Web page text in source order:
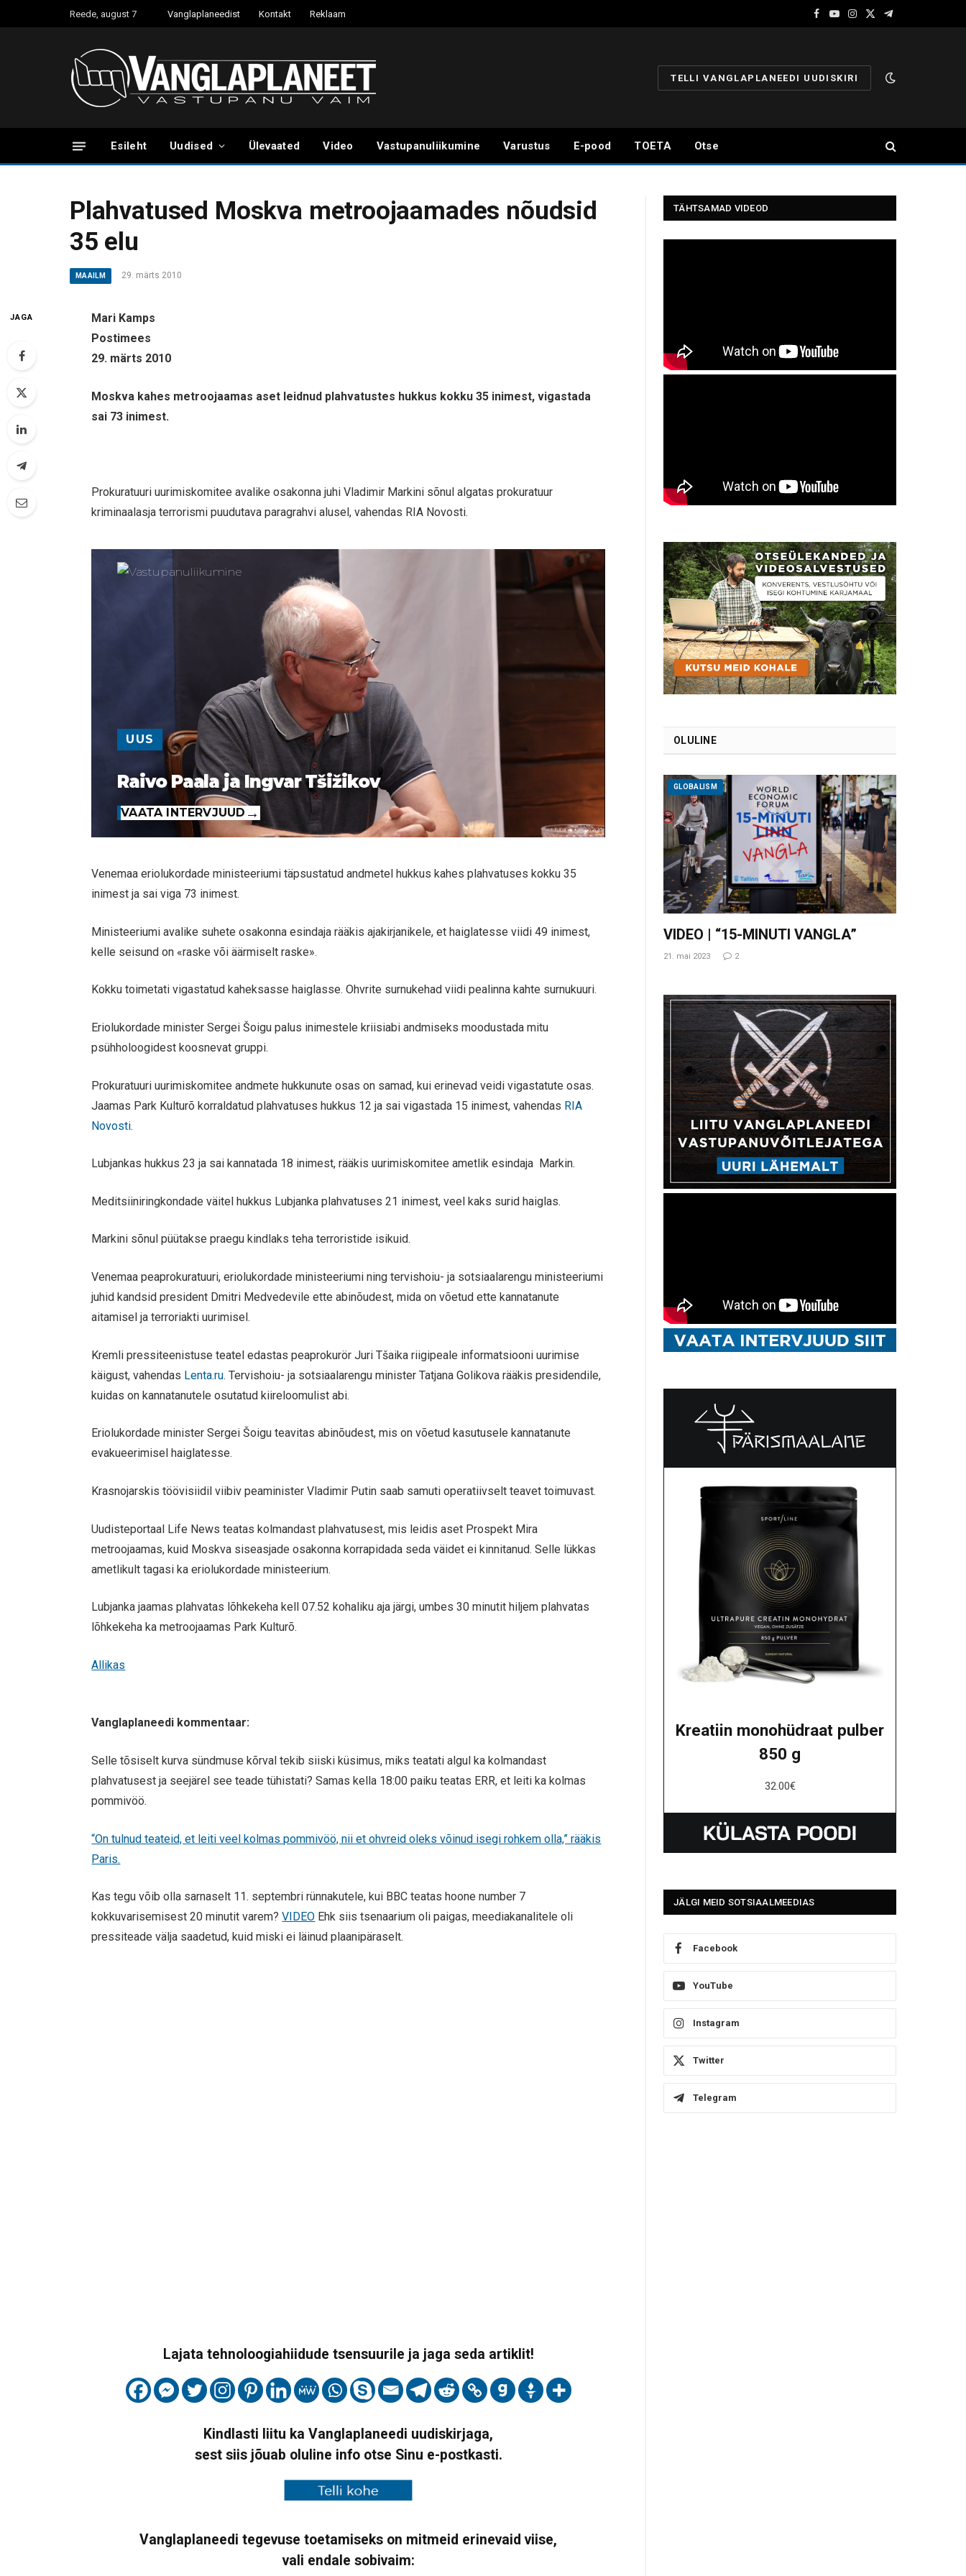
Reede, august 7 Vanglaplaneedist Kontakt Reklaam
Facebook
YouTube
Instagram
X
Telegram
TELLI VANGLAPLANEEDI UUDISKIRI
Esileht Uudised Ülevaated Video Vastupanuliikumine Varustus E-pood TOETA Otse
Plahvatused Moskva metroojaamades nõudsid
35 elu
MAAILM 29. märts 2010
JAGA
Mari Kamps
Postimees
29. märts 2010
Moskva kahes metroojaamas aset leidnud plahvatustes hukkus kokku 35 inimest, vigastada
sai 73 inimest.
Prokuratuuri uurimiskomitee avalike osakonna juhi Vladimir Markini sõnul algatas prokuratuur
kriminaalasja terrorismi puudutava paragrahvi alusel, vahendas RIA Novosti.
UUS
Raivo Paala ja Ingvar Tšižikov
VAATA INTERVJUUD
Venemaa eriolukordade ministeeriumi täpsustatud andmetel hukkus kahes plahvatuses kokku 35
inimest ja sai viga 73 inimest.
Ministeeriumi avalike suhete osakonna esindaja rääkis ajakirjanikele, et haiglatesse viidi 49 inimest,
kelle seisund on «raske või äärmiselt raske».
Kokku toimetati vigastatud kaheksasse haiglasse. Ohvrite surnukehad viidi pealinna kahte surnukuuri.
Eriolukordade minister Sergei Šoigu palus inimestele kriisiabi andmiseks moodustada mitu
psühholoogidest koosnevat gruppi.
Prokuratuuri uurimiskomitee andmete hukkunute osas on samad, kui erinevad veidi vigastatute osas.
Jaamas Park Kulturõ korraldatud plahvatuses hukkus 12 ja sai vigastada 15 inimest, vahendas RIA
Novosti.
Lubjankas hukkus 23 ja sai kannatada 18 inimest, rääkis uurimiskomitee ametlik esindaja Markin.
Meditsiiniringkondade väitel hukkus Lubjanka plahvatuses 21 inimest, veel kaks surid haiglas.
Markini sõnul püütakse praegu kindlaks teha terroristide isikuid.
Venemaa peaprokuratuuri, eriolukordade ministeeriumi ning tervishoiu- ja sotsiaalarengu ministeeriumi
juhid kandsid president Dmitri Medvedevile ette abinõudest, mida on võetud ette kannatanute
aitamisel ja terroriakti uurimisel.
Kremli pressiteenistuse teatel edastas peaprokurör Juri Tšaika riigipeale informatsiooni uurimise
käigust, vahendas Lenta.ru. Tervishoiu- ja sotsiaalarengu minister Tatjana Golikova rääkis presidendile,
kuidas on kannatanutele osutatud kiireloomulist abi.
Eriolukordade minister Sergei Šoigu teavitas abinõudest, mis on võetud kasutusele kannatanute
evakueerimisel haiglatesse.
Krasnojarskis töövisiidil viibiv peaminister Vladimir Putin saab samuti operatiivselt teavet toimuvast.
Uudisteportaal Life News teatas kolmandast plahvatusest, mis leidis aset Prospekt Mira
metroojaamas, kuid Moskva siseasjade osakonna korrapidada seda väidet ei kinnitanud. Selle lükkas
ametlikult tagasi ka eriolukordade ministeerium.
Lubjanka jaamas plahvatas lõhkekeha kell 07.52 kohaliku aja järgi, umbes 30 minutit hiljem plahvatas
lõhkekeha ka metroojaamas Park Kulturõ.
Allikas
Vanglaplaneedi kommentaar:
Selle tõsiselt kurva sündmuse kõrval tekib siiski küsimus, miks teatati algul ka kolmandast
plahvatusest ja seejärel see teade tühistati? Samas kella 18:00 paiku teatas ERR, et leiti ka kolmas
pommivöö.
“On tulnud teateid, et leiti veel kolmas pommivöö, nii et ohvreid oleks võinud isegi rohkem olla,” rääkis
Paris.
Kas tegu võib olla sarnaselt 11. septembri rünnakutele, kui BBC teatas hoone number 7
kokkuvarisemisest 20 minutit varem?VIDEO Ehk siis tsenaarium oli paigas, meediakanalitele oli
pressiteade välja saadetud, kuid miski ei läinud plaanipäraselt.
Lajata tehnoloogiahiidude tsensuurile ja jaga seda artiklit!
Kindlasti liitu ka Vanglaplaneedi uudiskirjaga,
sest siis jõuab oluline info otse Sinu e-postkasti.
Vanglaplaneedi tegevuse toetamiseks on mitmeid erinevaid viise,
vali endale sobivaim:
TÄHTSAMAD VIDEOD
OLULINE
GLOBALISM
VIDEO | “15-MINUTI VANGLA”
21. mai 2023 2
Kreatiin monohüdraat pulber
850 g
32.00€
JÄLGI MEID SOTSIAALMEEDIAS
Facebook
YouTube
Instagram
Twitter
Telegram